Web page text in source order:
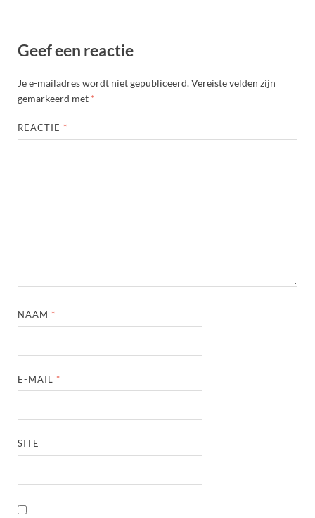
Geef een reactie
Je e-mailadres wordt niet gepubliceerd.Vereiste velden zijn
gemarkeerd met *
REACTIE *
NAAM *
E-MAIL *
SITE